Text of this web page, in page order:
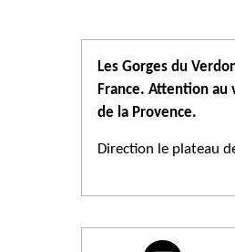
Les Gorges du
France. Attention au
de la Provence.
Direction le plateau
célèbre pour sa
gorges du Verdon
(possibilité de